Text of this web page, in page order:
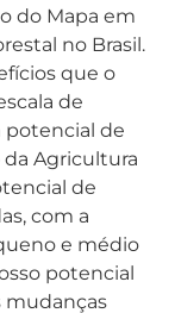
do Mapa em
no Brasil.
que o
de
potencial de
da Agricultura
de
com a
e médio
potencial
mudanças